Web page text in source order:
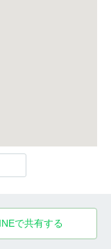
で共有する